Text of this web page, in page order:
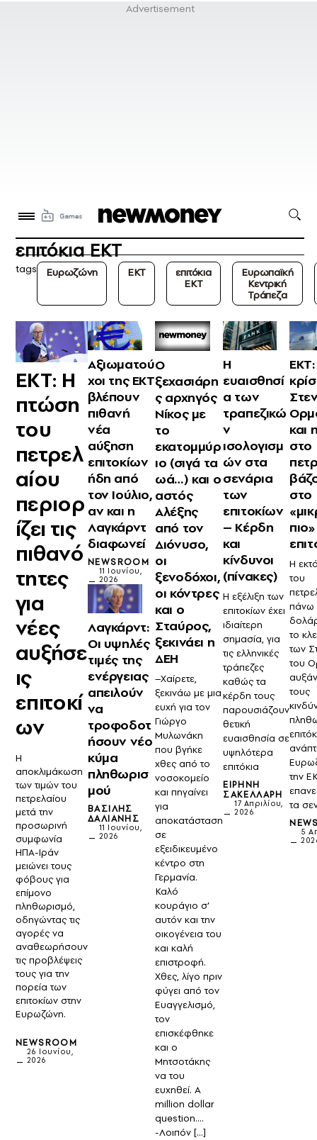
επιτόκια ΕΚΤ
tags Ευρωζώνη ΕΚΤ
επιτόκια
ΕΚΤ
Ευρωπαϊκή
Κεντρική
Τράπεζα
ΕΚΤ: Η
πτώση
του
πετρελ
αίου
περιορ
ίζει τις
πιθανό
τητες
για
νέες
αυξήσε
ις
επιτοκί
ων
Η
αποκλιμάκωση
των τιμών του
πετρελαίου
μετά την
προσωρινή
συμφωνία
ΗΠΑ-Ιράν
μειώνει τους
φόβους για
επίμονο
πληθωρισμό,
οδηγώντας τις
αγορές να
αναθεωρήσουν
τις προβλέψεις
τους για την
πορεία των
επιτοκίων στην
Ευρωζώνη.
NEWSROOM
26 Ιουνίου,
2026
Αξιωματού
χοι της ΕΚΤ
βλέπουν
πιθανή
νέα
αύξηση
επιτοκίων
ήδη από
τον Ιούλιο,
αν και η
Λαγκάρντ
διαφωνεί
NEWSROOM
11 Ιουνίου,
2026
Λαγκάρντ:
Οι υψηλές
τιμές της
ενέργειας
απειλούν
να
τροφοδοτ
ήσουν νέο
κύμα
πληθωρισ
μού
ΒΑΣΊΛΗΣ
ΔΑΛΙΆΝΗΣ
11 Ιουνίου,
2026
Ο
ξεχασιάρη
ς αρχηγός
Νίκος με
το
εκατομμύρ
ιο (σιγά τα
ωά…) και ο
αστός
Αλέξης
από τον
Διόνυσο,
οι
ξενοδόχοι,
οι κόντρες
και ο
Σταύρος,
ξεκινάει η
ΔΕΗ
–Χαίρετε,
ξεκινάω με μια
ευχή για τον
Γιώργο
Μυλωνάκη
που βγήκε
χθες από το
νοσοκομείο
και πηγαίνει
για
αποκατάσταση
σε
εξειδικευμένο
κέντρο στη
Γερμανία.
Καλό
κουράγιο σ’
αυτόν και την
οικογένεια του
και καλή
επιστροφή.
Χθες, λίγο πριν
φύγει από τον
Ευαγγελισμό,
τον
επισκέφθηκε
και ο
Μητσοτάκης
να του
ευχηθεί. Α
million dollar
question….
-Λοιπόν […]
Η
ευαισθησί
α των
τραπεζικώ
ν
ισολογισμ
ών στα
σενάρια
των
επιτοκίων
– Κέρδη
και
κίνδυνοι
(πίνακες)
H εξέλιξη των
επιτοκίων έχει
ιδιαίτερη
σημασία, για
τις ελληνικές
τράπεζες
καθώς τα
κέρδη τους
παρουσιάζουν
θετική
ευαισθησία σε
υψηλότερα
επιτόκια
ΕΙΡΉΝΗ
ΣΑΚΕΛΛΆΡΗ
17 Απριλίου,
2026
και
στο
στο
Η
του
πάνω
το
των
του
τους
την
τα
5